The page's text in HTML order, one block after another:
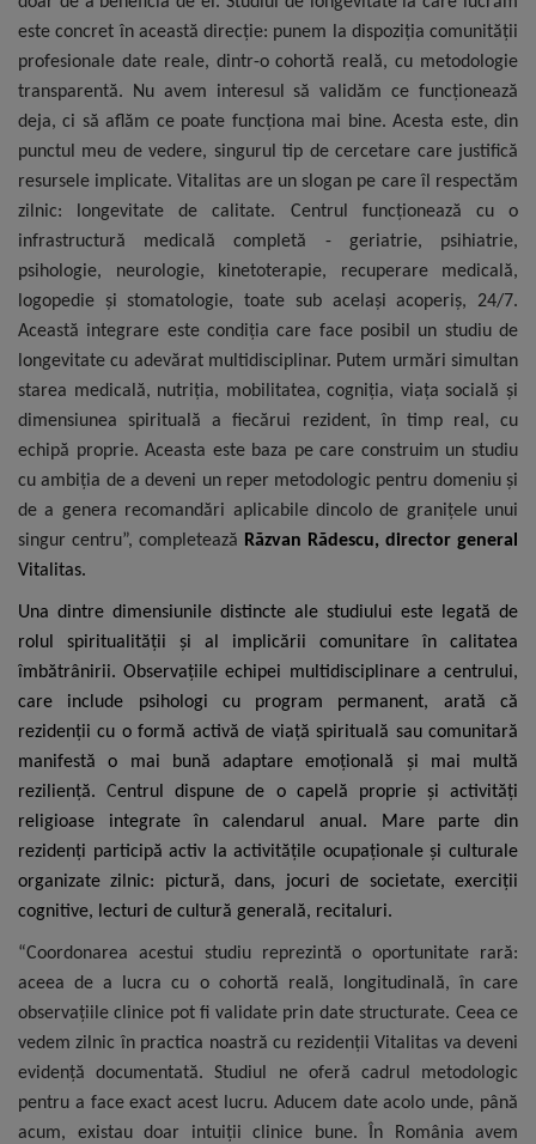
este concret în această direcție: punem la dispoziția comunității
profesionale date reale, dintr-o cohortă reală, cu metodologie
transparentă. Nu avem interesul să validăm ce funcționează
deja, ci să aflăm ce poate funcționa mai bine. Acesta este, din
punctul meu de vedere, singurul tip de cercetare care justifică
resursele implicate. Vitalitas are un slogan pe care îl respectăm
zilnic: longevitate de calitate. Centrul funcționează cu o
infrastructură medicală completă - geriatrie, psihiatrie,
psihologie, neurologie, kinetoterapie, recuperare medicală,
logopedie și stomatologie, toate sub același acoperiș, 24/7.
Această integrare este condiția care face posibil un studiu de
longevitate cu adevărat multidisciplinar. Putem urmări simultan
starea medicală, nutriția, mobilitatea, cogniția, viața socială și
dimensiunea spirituală a fiecărui rezident, în timp real, cu
echipă proprie. Aceasta este baza pe care construim un studiu
cu ambiția de a deveni un reper metodologic pentru domeniu și
de a genera recomandări aplicabile dincolo de granițele unui
singur centru”, completează Răzvan Rădescu, director general
Vitalitas.
Una dintre dimensiunile distincte ale studiului este legată de
rolul spiritualității și al implicării comunitare în calitatea
îmbătrânirii. Observațiile echipei multidisciplinare a centrului,
care include psihologi cu program permanent, arată că
rezidenții cu o formă activă de viață spirituală sau comunitară
manifestă o mai bună adaptare emoțională și mai multă
reziliență. Centrul dispune de o capelă proprie și activități
religioase integrate în calendarul anual. Mare parte din
rezidenți participă activ la activitățile ocupaționale și culturale
organizate zilnic: pictură, dans, jocuri de societate, exerciții
cognitive, lecturi de cultură generală, recitaluri.
“Coordonarea acestui studiu reprezintă o oportunitate rară:
aceea de a lucra cu o cohortă reală, longitudinală, în care
observațiile clinice pot fi validate prin date structurate. Ceea ce
vedem zilnic în practica noastră cu rezidenții Vitalitas va deveni
evidență documentată. Studiul ne oferă cadrul metodologic
pentru a face exact acest lucru. Aducem date acolo unde, până
acum, existau doar intuiții clinice bune. În România avem